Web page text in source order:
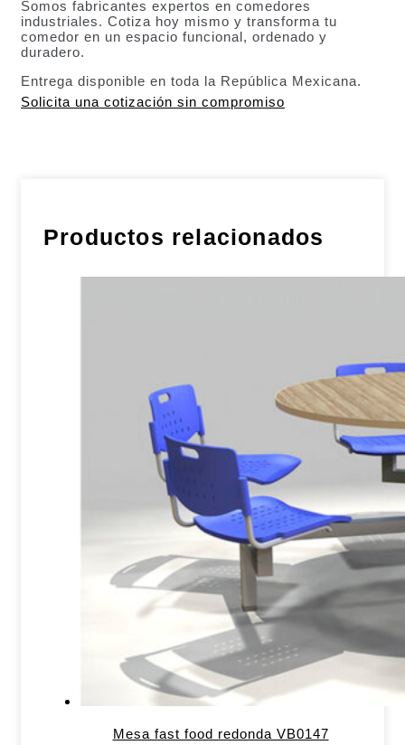
Somos fabricantes expertos en comedores
industriales. Cotiza hoy mismo y transforma tu
comedor en un espacio funcional, ordenado y
duradero.
Entrega disponible en toda la República Mexicana.
Solicita una cotización sin compromiso
Productos relacionados
Mesa fast food redonda VB0147